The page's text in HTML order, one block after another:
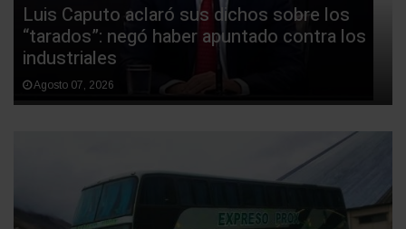
Luis Caputo aclaró sus dichos sobre los
“tarados”: negó haber apuntado contra los
industriales
Agosto 07, 2026